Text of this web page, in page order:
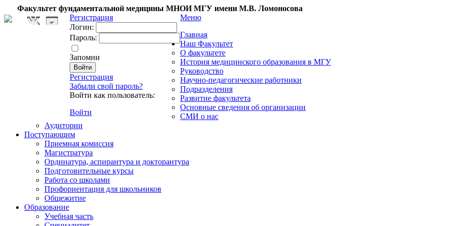
Факультет фундаментальной медицины МНОИ МГУ имени М.В. Ломоносова
Регистрация
Логин:
Пароль:
Запомни
Регистрация
Забыли свой пароль?
Войти как пользователь:
Войти
Меню
Главная
Наш Факультет
О факультете
История медицинского образования в МГУ
Руководство
Научно-педагогические работники
Подразделения
Развитие факультета
Основные сведения об организации
СМИ о нас
Аудитории
Поступающим
Приемная комиссия
Магистратура
Ординатура, аспирантура и докторантура
Подготовительные курсы
Работа со школами
Профориентация для школьников
Общежитие
Образование
Учебная часть